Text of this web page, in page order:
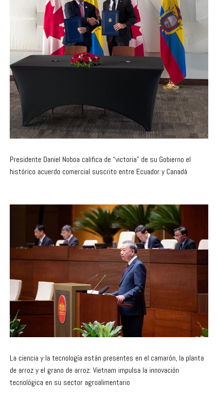
Presidente Daniel Noboa califica de “victoria” de su Gobierno el
histórico acuerdo comercial suscrito entre Ecuador y Canadá
La ciencia y la tecnología están presentes en el camarón, la planta
de arroz y el grano de arroz: Vietnam impulsa la innovación
tecnológica en su sector agroalimentario